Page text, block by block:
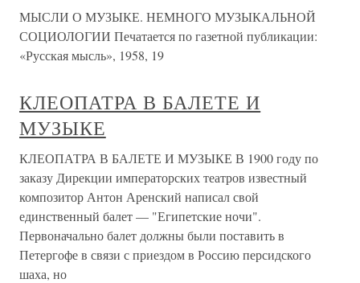
МЫСЛИ О МУЗЫКЕ. НЕМНОГО МУЗЫКАЛЬНОЙ
СОЦИОЛОГИИ Печатается по газетной публикации:
«Русская мысль», 1958, 19
КЛЕОПАТРА В БАЛЕТЕ И
МУЗЫКЕ
КЛЕОПАТРА В БАЛЕТЕ И МУЗЫКЕ В 1900 году по
заказу Дирекции императорских театров известный
композитор Антон Аренский написал свой
единственный балет — "Египетские ночи".
Первоначально балет должны были поставить в
Петергофе в связи с приездом в Россию персидского
шаха, но